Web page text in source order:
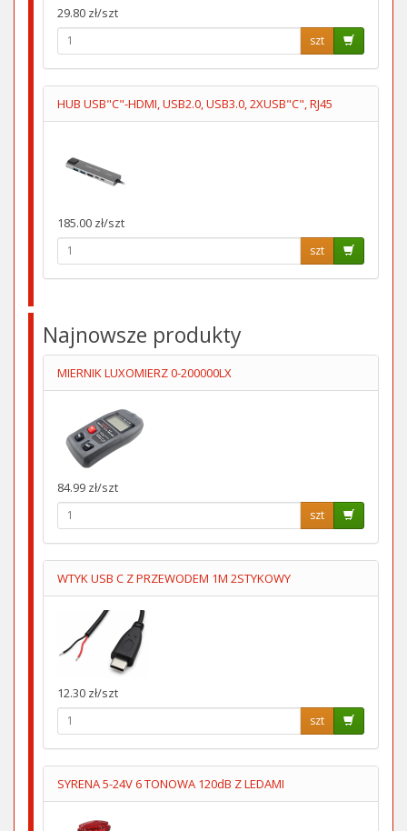
29.80 zł/szt
szt
HUB USB"C"-HDMI, USB2.0, USB3.0, 2XUSB"C", RJ45
185.00 zł/szt
szt
Najnowsze produkty
MIERNIK LUXOMIERZ 0-200000LX
84.99 zł/szt
szt
WTYK USB C Z PRZEWODEM 1M 2STYKOWY
12.30 zł/szt
szt
SYRENA 5-24V 6 TONOWA 120dB Z LEDAMI